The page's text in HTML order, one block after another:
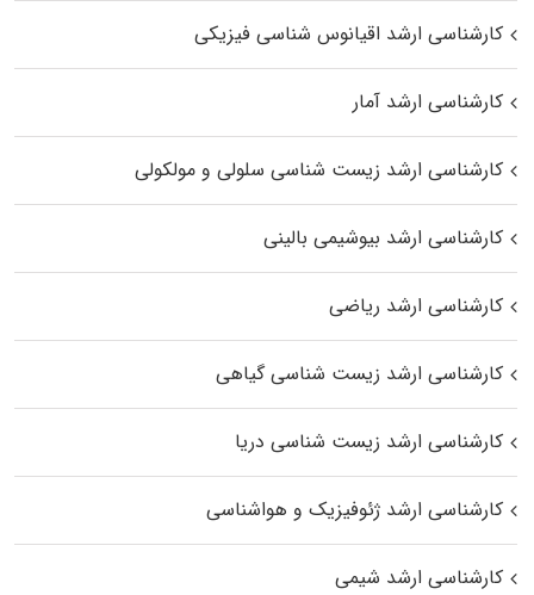
کارشناسی ارشد اقیانوس‌ شناسی فیزیکی
کارشناسی ارشد آمار
کارشناسی ارشد زیست شناسی سلولی و مولکولی
کارشناسی ارشد بیوشیمی بالینی
کارشناسی ارشد ریاضی
کارشناسی ارشد زیست‌ شناسی گیاهی
کارشناسی ارشد زیست‌ شناسی دریا
کارشناسی ارشد ژئوفیزیک و هواشناسی
کارشناسی ارشد شیمی